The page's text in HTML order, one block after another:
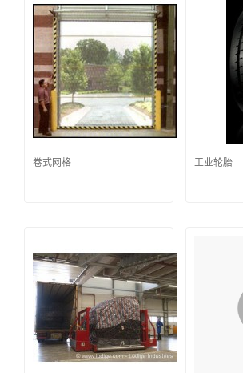
卷式网格 工业轮胎